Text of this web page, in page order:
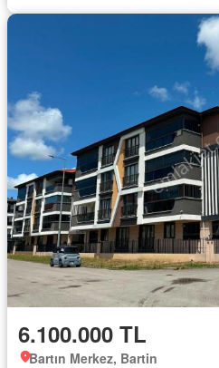
6.100.000 TL
Bartın Merkez, Bartin